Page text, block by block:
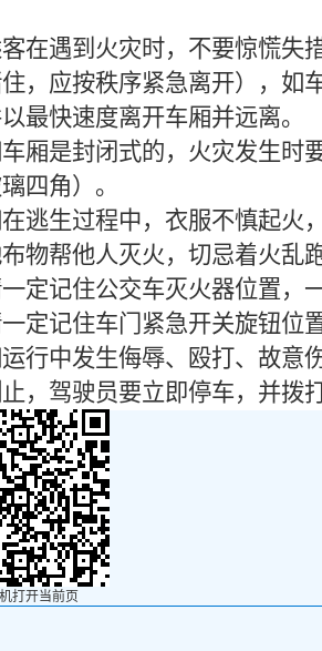
在遇到火灾时，不要惊慌失
，应按秩序紧急离开），如
最快速度离开车厢并远离。
厢是封闭式的，火灾发生时
四角）。
逃生过程中，衣服不慎起火
物帮他人灭火，切忌着火乱
定记住公交车灭火器位置，
定记住车门紧急开关旋钮位
行中发生侮辱、殴打、故意
，驾驶员要立即停车，并拨
打开当前页